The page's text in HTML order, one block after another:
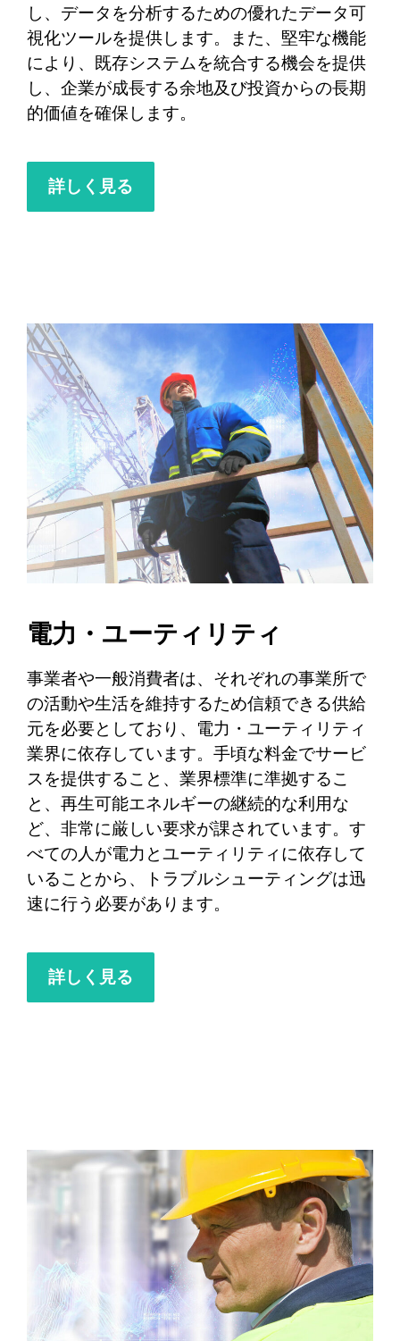
し、データを分析するための優れたデータ可
視化ツールを提供します。また、堅牢な機能
により、既存システムを統合する機会を提供
し、企業が成長する余地及び投資からの長期
的価値を確保します。
詳しく見る
電力・ユーティリティ
事業者や一般消費者は、それぞれの事業所で
の活動や生活を維持するため信頼できる供給
元を必要としており、電力・ユーティリティ
業界に依存しています。手頃な料金でサービ
スを提供すること、業界標準に準拠するこ
と、再生可能エネルギーの継続的な利用な
ど、非常に厳しい要求が課されています。す
べての人が電力とユーティリティに依存して
いることから、トラブルシューティングは迅
速に行う必要があります。
詳しく見る